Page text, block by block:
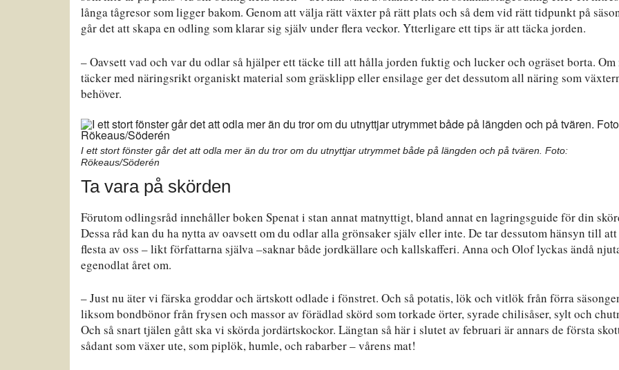
långa tågresor som ligger bakom. Genom att välja rätt växter på rätt plats och så dem vid rätt tidpunkt på
går det att skapa en odling som klarar sig själv under flera veckor. Ytterligare ett tips är att täcka jorden.
– Oavsett vad och var du odlar så hjälper ett täcke till att hålla jorden fuktig och lucker och ogräset borta. Om
täcker med näringsrikt organiskt material som gräsklipp eller ensilage ger det dessutom all näring som
behöver.
I ett stort fönster går det att odla mer än du tror om du utnyttjar utrymmet både på längden och på tvären. Foto:
Rökeaus/Söderén
Ta vara på skörden
Förutom odlingsråd innehåller boken Spenat i stan annat matnyttigt, bland annat en lagringsguide för din
Dessa råd kan du ha nytta av oavsett om du odlar alla grönsaker själv eller inte. De tar dessutom hänsyn till att
flesta av oss – likt författarna själva –saknar både jordkällare och kallskafferi. Anna och Olof lyckas ändå
egenodlat året om.
– Just nu äter vi färska groddar och ärtskott odlade i fönstret. Och så potatis, lök och vitlök från förra
liksom bondbönor från frysen och massor av förädlad skörd som torkade örter, syrade chilisåser, sylt och
Och så snart tjälen gått ska vi skörda jordärtskockor. Längtan så här i slutet av februari är annars de första
sådant som växer ute, som piplök, humle, och rabarber – vårens mat!